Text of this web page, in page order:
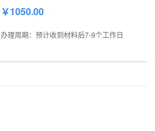
￥1050.00
办理周期：预计收到材料后7-9个工作日